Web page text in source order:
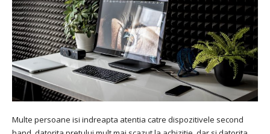
Multe persoane isi indreapta atentia catre dispozitivele second